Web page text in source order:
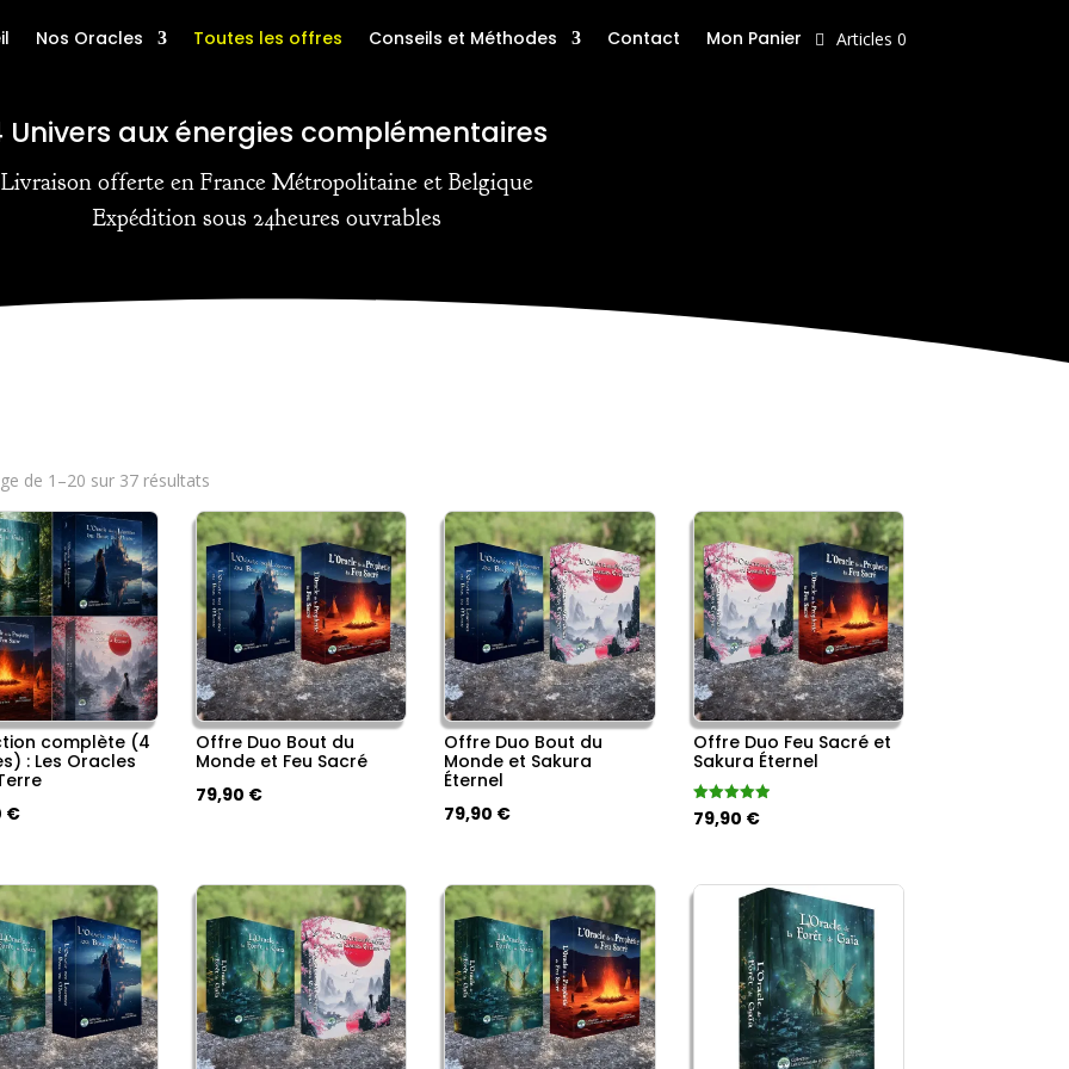
Nos Oracles Toutes les offres Conseils et Méthodes Contact Mon Panier Articles 0
Univers aux énergies complémentaires
Livraison offerte en France Métropolitaine et Belgique
Expédition sous 24heures ouvrables
de 1–20 sur 37 résultats
complète (4
: Les Oracles
€.
€Le
est :
149,90 €.
Offre Duo Bout du
Monde et Feu Sacré
Le
était :
89,60 €.
79,90 €Le
est :
79,90 €.
Offre Duo Bout du
Monde et Sakura
Éternel
Le
était :
89,60 €.
79,90 €Le
est :
79,90 €.
Offre Duo Feu Sacré et
Sakura Éternel
Note
5.00
Le
initial
était :
89,60 €.
79,90 €Le
actuel
est :
79,90 €.